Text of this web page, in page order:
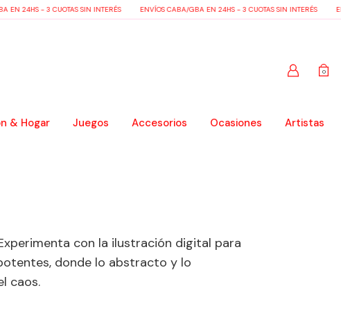
EN 24HS - 3 CUOTAS SIN INTERÉS ENVÍOS CABA/GBA EN 24HS - 3 CUOTAS SIN INTERÉS
0
& Hogar Juegos Accesorios Ocasiones Artistas
con la ilustración digital para
donde lo abstracto y lo
caos.